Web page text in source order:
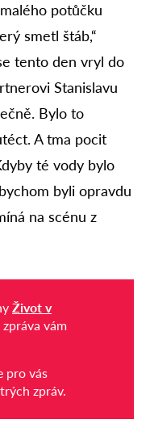
potůčku
smetl štáb,“
tento den vryl do
Stanislavu
Bylo to
A tma pocit
té vody bylo
byli opravdu
na scénu z
Život v
zpráva vám
pro vás
zpráv.